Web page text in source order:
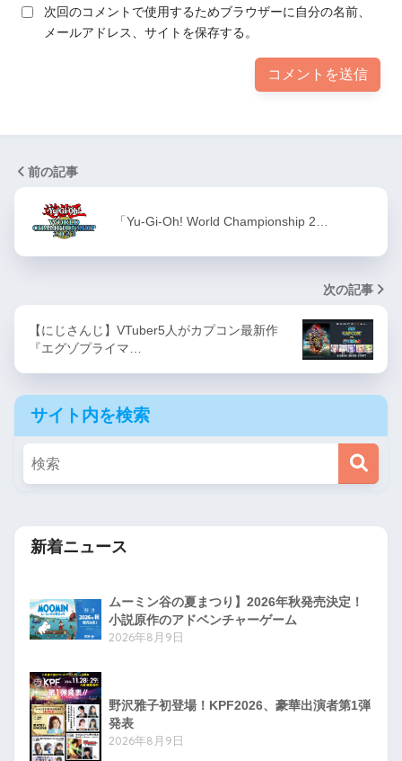
次回のコメントで使用するためブラウザーに自分の名前、
メールアドレス、サイトを保存する。
前の記事
「Yu-Gi-Oh! World Championship 2…
次の記事
【にじさんじ】VTuber5人がカプコン最新作
『エグゾプライマ…
サイト内を検索
新着ニュース
ムーミン谷の夏まつり】2026年秋発売決定！
小説原作のアドベンチャーゲーム
2026年8月9日
野沢雅子初登場！KPF2026、豪華出演者第1弾
発表
2026年8月9日